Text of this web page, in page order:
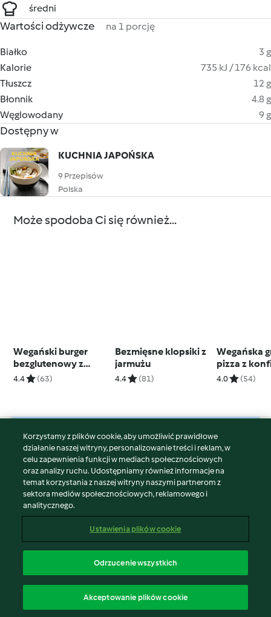
średni
Wartości odżywcze na 1 porcję
Białko
3 g
Kalorie
735 kJ / 176 kcal
Tłuszcz
12 g
Błonnik
4.8 g
Węglowodany
9 g
Dostępny w
KUCHNIA JAPOŃSKA
9 Przepisów
Polska
Może spodoba Ci się również...
Wegański burger
bezglutenowy z
portobello
4.4 (63)
Bezmięsne klopsiki z
jarmużu
4.4 (81)
Wegańska
pizza z
czerwonej
4.0 (54)
© Copyright 2026
Warunki korzystania
Polityka prywatności
Disclaimer
Znak wydawcy
Zgłoś treść
Oświadczenie o dostępności
Korzystamy z plików cookie, aby umożliwić prawidłowe
działanie naszej witryny, personalizowanie treści i reklam, w
celu zapewnienia funkcji w mediach społecznościowych
oraz analizy ruchu. Udostępniamy również informacje na
temat korzystania z naszej witryny naszymi partnerom z
sektora mediów społecznościowych, reklamowego i
analitycznego.
Ustawienia plików cookie
Odrzucenie wszystkich
Akceptowanie plików cookie